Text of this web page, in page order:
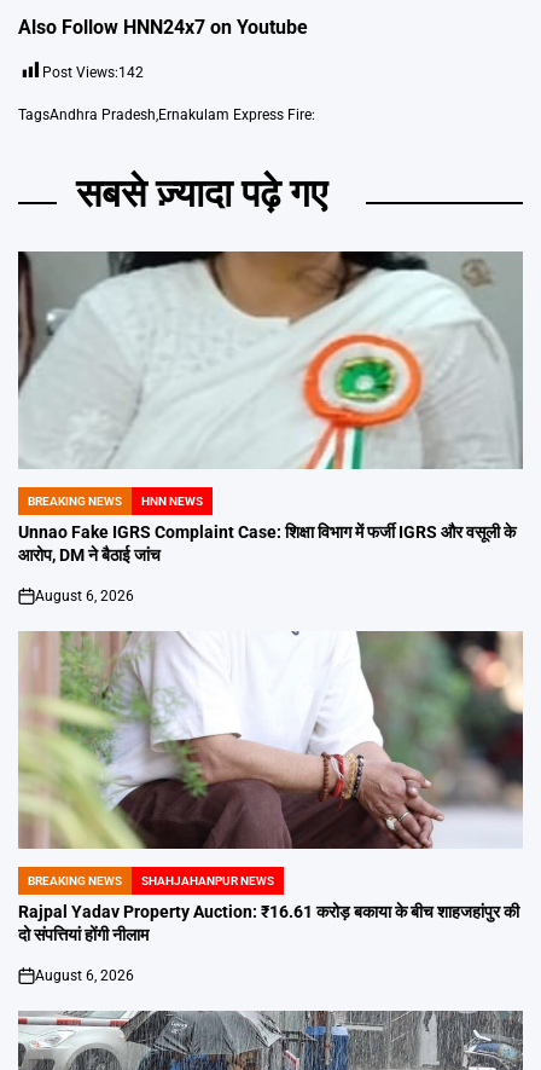
Also Follow HNN24x7 on Youtube
Post Views:142
TagsAndhra Pradesh Ernakulam Express Fire:
सबसे ज़्यादा पढ़े गए
POSTED
IN
BREAKING NEWS HNN NEWS
Unnao Fake IGRS Complaint Case: शिक्षा विभाग में फर्जी IGRS और वसूली के
आरोप, DM ने बैठाई जांच
on
August 6, 2026
POSTED
IN
BREAKING NEWS SHAHJAHANPUR NEWS
Rajpal Yadav Property Auction: ₹16.61 करोड़ बकाया के बीच शाहजहांपुर की
दो संपत्तियां होंगी नीलाम
on
August 6, 2026